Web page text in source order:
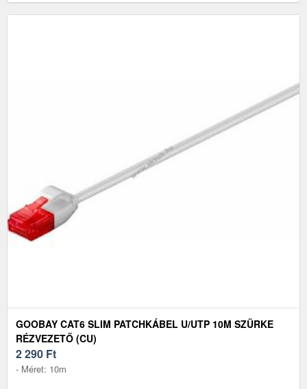
GOOBAY CAT6 SLIM PATCHKÁBEL U/UTP 10M SZÜRKE
RÉZVEZETŐ (CU)
2 290 Ft
- Méret: 10m